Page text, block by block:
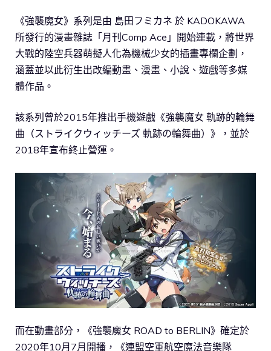
《強襲魔女》系列是由 島田フミカネ 於 KADOKAWA
所發行的漫畫雜誌「月刊Comp Ace」開始連載，將世界
大戰的陸空兵器萌擬人化為機械少女的插畫專欄企劃，
涵蓋並以此衍生出改編動畫、漫畫、小說、遊戲等多媒
體作品。
該系列曾於2015年推出手機遊戲《強襲魔女 軌跡的輪舞
曲（ストライクウィッチーズ 軌跡の輪舞曲）》，並於
2018年宣布終止營運。
而在動畫部分，《強襲魔女 ROAD to BERLIN》確定於
2020年10月7月開播，《連盟空軍航空魔法音樂隊